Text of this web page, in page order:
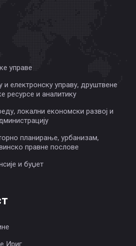
управе
електронску управу, друштвене
ресурсе и аналитику
локални економски развој и
планирање, урбанизам,
правне послове
и буџет
Ириг